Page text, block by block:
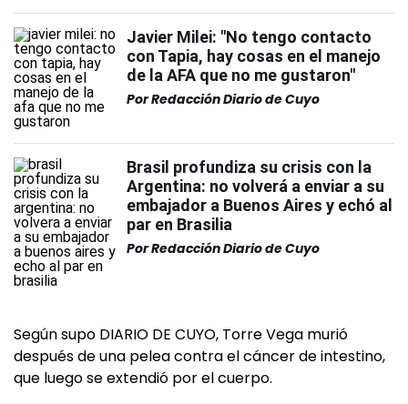
Javier Milei: "No tengo contacto
con Tapia, hay cosas en el manejo
de la AFA que no me gustaron"
PorRedacción Diario de Cuyo
Brasil profundiza su crisis con la
Argentina: no volverá a enviar a su
embajador a Buenos Aires y echó al
par en Brasilia
PorRedacción Diario de Cuyo
Según supo DIARIO DE CUYO, Torre Vega murió
después de una pelea contra el cáncer de intestino,
que luego se extendió por el cuerpo.